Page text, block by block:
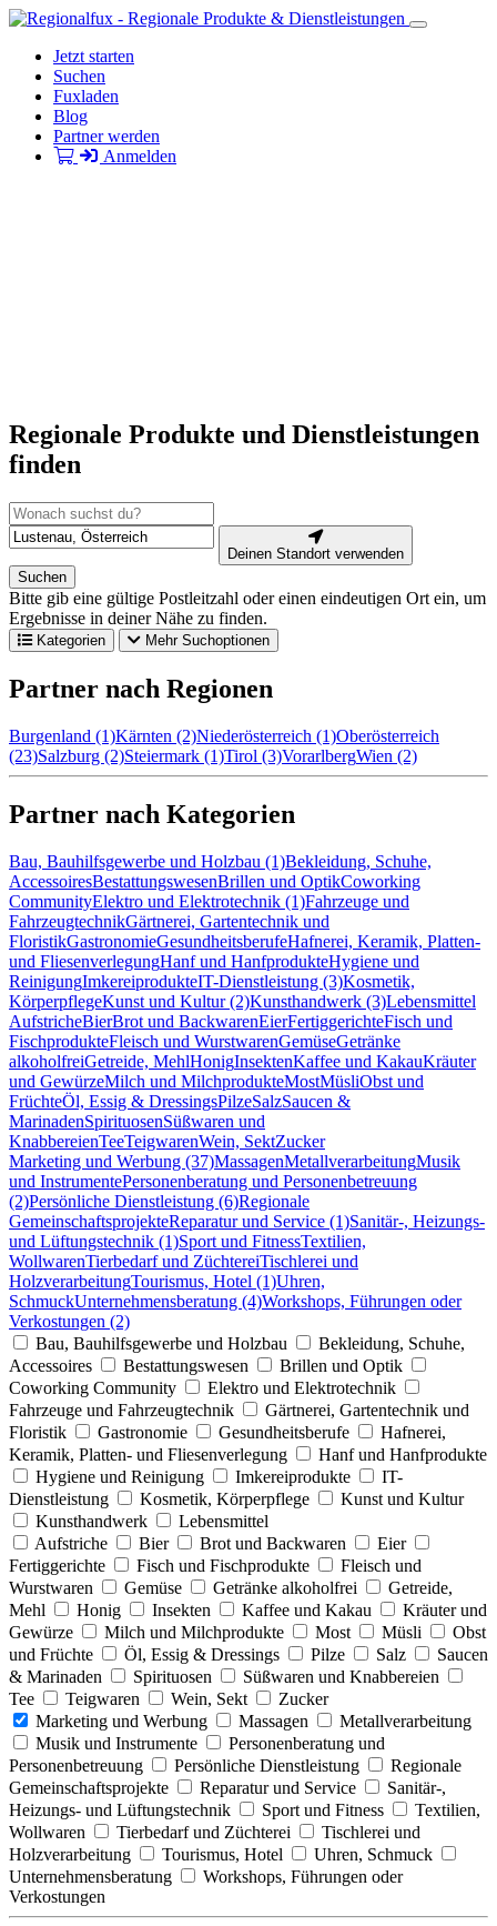
Jetzt starten
Suchen
Fuxladen
Blog
Partner werden
Anmelden
Regionale Produkte und Dienstleistungen
finden
Deinen Standort verwenden
Suchen
Bitte gib eine gültige Postleitzahl oder einen eindeutigen Ort ein, um
Ergebnisse in deiner Nähe zu finden.
Kategorien Mehr Suchoptionen
Partner nach Regionen
Burgenland (1)Kärnten (2)Niederösterreich (1)Oberösterreich
(23)Salzburg (2)Steiermark (1)Tirol (3)VorarlbergWien (2)
Partner nach Kategorien
Bau, Bauhilfsgewerbe und Holzbau (1)Bekleidung, Schuhe,
AccessoiresBestattungswesenBrillen und OptikCoworking
CommunityElektro und Elektrotechnik (1)Fahrzeuge und
FahrzeugtechnikGärtnerei, Gartentechnik und
FloristikGastronomieGesundheitsberufeHafnerei, Keramik, Platten-
und FliesenverlegungHanf und HanfprodukteHygiene und
ReinigungImkereiprodukteIT-Dienstleistung (3)Kosmetik,
KörperpflegeKunst und Kultur (2)Kunsthandwerk (3)Lebensmittel
AufstricheBierBrot und BackwarenEierFertiggerichteFisch und
FischprodukteFleisch und WurstwarenGemüseGetränke
alkoholfreiGetreide, MehlHonigInsektenKaffee und KakauKräuter
und GewürzeMilch und MilchprodukteMostMüsliObst und
FrüchteÖl, Essig & DressingsPilzeSalzSaucen &
MarinadenSpirituosenSüßwaren und
KnabbereienTeeTeigwarenWein, SektZucker
Marketing und Werbung (37)MassagenMetallverarbeitungMusik
und InstrumentePersonenberatung und Personenbetreuung
(2)Persönliche Dienstleistung (6)Regionale
GemeinschaftsprojekteReparatur und Service (1)Sanitär-, Heizungs-
und Lüftungstechnik (1)Sport und FitnessTextilien,
WollwarenTierbedarf und ZüchtereiTischlerei und
HolzverarbeitungTourismus, Hotel (1)Uhren,
SchmuckUnternehmensberatung (4)Workshops, Führungen oder
Verkostungen (2)
Bau, Bauhilfsgewerbe und Holzbau
Bekleidung, Schuhe,
Accessoires
Bestattungswesen
Brillen und Optik
Coworking Community
Elektro und Elektrotechnik
Fahrzeuge und Fahrzeugtechnik
Gärtnerei, Gartentechnik und
Floristik
Gastronomie Gesundheitsberufe
Hafnerei,
Keramik, Platten- und Fliesenverlegung
Hanf und Hanfprodukte
Hygiene und Reinigung
Imkereiprodukte
IT-
Dienstleistung
Kosmetik, Körperpflege
Kunst und Kultur
Kunsthandwerk
Lebensmittel
Aufstriche
Bier Brot und Backwaren
Eier
Fertiggerichte
Fisch und Fischprodukte
Fleisch und
Wurstwaren
Gemüse Getränke alkoholfrei
Getreide,
Mehl
Honig Insekten Kaffee und Kakau
Kräuter und
Gewürze
Milch und Milchprodukte Most Müsli
Obst
und Früchte
Öl, Essig & Dressings Pilze Salz
Saucen
& Marinaden
Spirituosen
Süßwaren und Knabbereien
Tee
Teigwaren Wein, Sekt
Zucker
Marketing und Werbung
Massagen
Metallverarbeitung
Musik und Instrumente
Personenberatung und
Personenbetreuung
Persönliche Dienstleistung
Regionale
Gemeinschaftsprojekte
Reparatur und Service
Sanitär-,
Heizungs- und Lüftungstechnik
Sport und Fitness
Textilien,
Wollwaren
Tierbedarf und Züchterei
Tischlerei und
Holzverarbeitung
Tourismus, Hotel
Uhren, Schmuck
Unternehmensberatung
Workshops, Führungen oder
Verkostungen